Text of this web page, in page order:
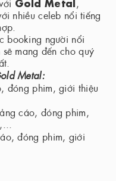
,
nhiều celeb nổi tiếng
booking người nổi
mang đến cho quý
Metal:
đóng phim, giới thiệu
cáo, đóng phim,
đóng phim, giới